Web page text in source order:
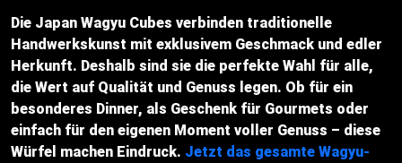
Die Japan Wagyu Cubes verbinden traditionelle
Handwerkskunst mit exklusivem Geschmack und edler
Herkunft. Deshalb sind sie die perfekte Wahl für alle,
die Wert auf Qualität und Genuss legen. Ob für ein
besonderes Dinner, als Geschenk für Gourmets oder
einfach für den eigenen Moment voller Genuss – diese
Würfel machen Eindruck. Jetzt das gesamte Wagyu-